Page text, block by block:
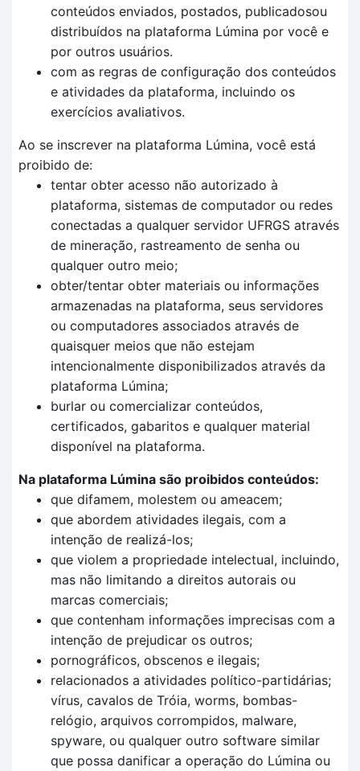
conteúdos enviados, postados, publicadosou
distribuídos na plataforma Lúmina por você e
por outros usuários.
com as regras de configuração dos conteúdos
e atividades da plataforma, incluindo os
exercícios avaliativos.
Ao se inscrever na plataforma Lúmina, você está
proibido de:
tentar obter acesso não autorizado à
plataforma, sistemas de computador ou redes
conectadas a qualquer servidor UFRGS através
de mineração, rastreamento de senha ou
qualquer outro meio;
obter/tentar obter materiais ou informações
armazenadas na plataforma, seus servidores
ou computadores associados através de
quaisquer meios que não estejam
intencionalmente disponibilizados através da
plataforma Lúmina;
burlar ou comercializar conteúdos,
certificados, gabaritos e qualquer material
disponível na plataforma.
Na plataforma Lúmina são proibidos conteúdos:
que difamem, molestem ou ameacem;
que abordem atividades ilegais, com a
intenção de realizá-los;
que violem a propriedade intelectual, incluindo,
mas não limitando a direitos autorais ou
marcas comerciais;
que contenham informações imprecisas com a
intenção de prejudicar os outros;
pornográficos, obscenos e ilegais;
relacionados a atividades político-partidárias;
vírus, cavalos de Tróia, worms, bombas-
relógio, arquivos corrompidos, malware,
spyware, ou qualquer outro software similar
que possa danificar a operação do Lúmina ou